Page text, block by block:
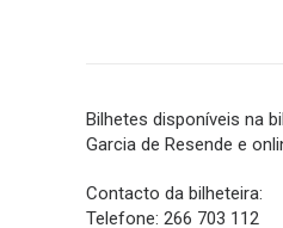
Bilhetes disponíveis na
Garcia de Resende e
Contacto da bilheteira:
Telefone: 266 703 112